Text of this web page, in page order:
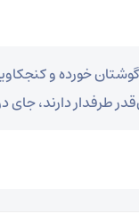
گوشتان خورده و
طرفدار دارند، جای